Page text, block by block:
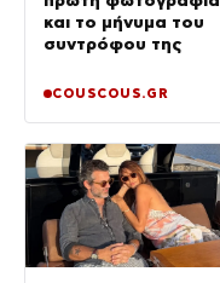
και το μήνυμα του
συντρόφου της
COUSCOUS.GR